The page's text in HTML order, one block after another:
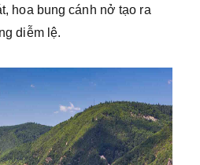
hoa bung cánh nở tạo ra
diễm lệ.